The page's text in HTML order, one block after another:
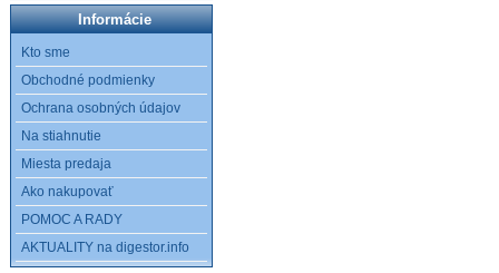
Informácie
Kto sme
Obchodné podmienky
Ochrana osobných údajov
Na stiahnutie
Miesta predaja
Ako nakupovať
POMOC A RADY
AKTUALITY na digestor.info